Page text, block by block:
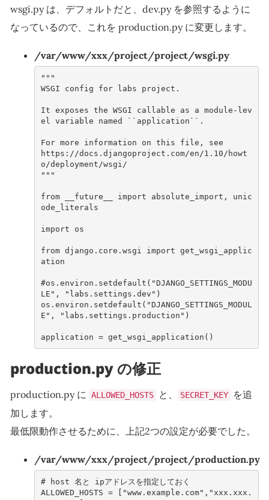
wsgi.py は、デフォルトだと、dev.py を参照するように
なっているので、これを production.py に変更します。
/var/www/xxx/project/project/wsgi.py
"""
WSGI config for labs project.
It exposes the WSGI callable as a module-lev
el variable named ``application``.
For more information on this file, see
https://docs.djangoproject.com/en/1.10/howt
o/deployment/wsgi/
"""
from __future__ import absolute_import ,
unic
ode_literals
import os
from django.core.wsgi import get_wsgi_applic
ation
#os.environ.setdefault("DJANGO_SETTINGS_MODU
LE", "labs.settings.dev")
os . environ . setdefault ( "DJANGO_SETTINGS_MODUL
E" , "labs.settings.production" )
application = get_wsgi_application ()
production.py の修正
production.py に ALLOWED_HOSTS と、 SECRET_KEY
を追
加します。
最低限動作させるために、上記2つの設定が必要でした。
/var/www/xxx/project/project/production.py
# host 名と ipアドレスを指定しておく
ALLOWED_HOSTS = [ "www.example.com" , "xxx.xxx.